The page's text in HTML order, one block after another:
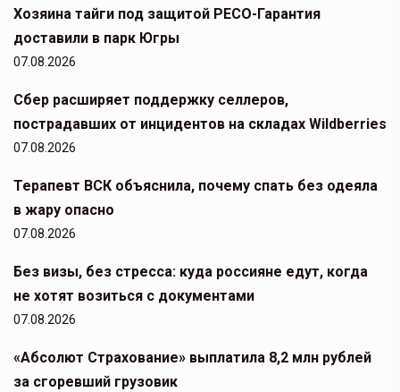
Хозяина тайги под защитой РЕСО-Гарантия
доставили в парк Югры
07.08.2026
Сбер расширяет поддержку селлеров,
пострадавших от инцидентов на складах Wildberries
07.08.2026
Терапевт ВСК объяснила, почему спать без одеяла
в жару опасно
07.08.2026
Без визы, без стресса: куда россияне едут, когда
не хотят возиться с документами
07.08.2026
«Абсолют Страхование» выплатила 8,2 млн рублей
за сгоревший грузовик